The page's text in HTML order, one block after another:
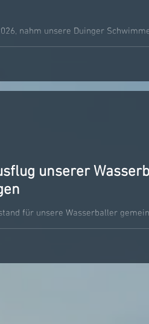
nahm unsere Duinger
Schwimmvereins teil.
die SSG Leinebergland im
begrüßte der Peiner
unserer
für unsere Wasserballer
der Feuerwehr Duingen ein
die Brauerei in Einbeck
Vor Ort erwartete uns eine